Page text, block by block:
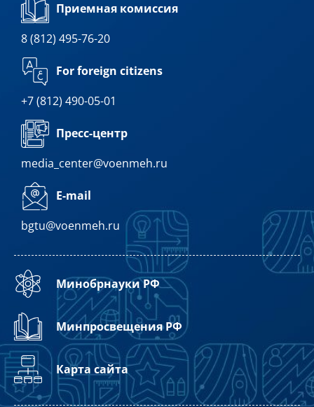
Приемная комиссия
8 (812) 495-76-20
For foreign citizens
+7 (812) 490-05-01
Пресс-центр
media_center@voenmeh.ru
E-mail
bgtu@voenmeh.ru
Минобрнауки РФ
Минпросвещения РФ
Карта сайта